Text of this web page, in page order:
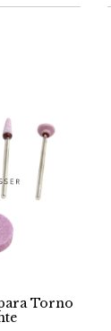
Torno